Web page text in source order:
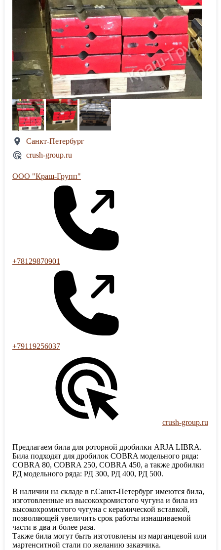
Санкт-Петербург
crush-group.ru
ООО "Краш-Групп"
+78129870901
+79119256037
crush-group.ru
Предлагаем била для роторной дробилки ARJA LIBRA.
Била подходят для дробилок COBRA модельного ряда:
COBRA 80, COBRA 250, COBRA 450, а также дробилки
РД модельного ряда: РД 300, РД 400, РД 500.
В наличии на складе в г.Санкт-Петербург имеются била,
изготовленные из высокохромистого чугуна и била из
высокохромистого чугуна с керамической вставкой,
позволяющей увеличить срок работы изнашиваемой
части в два и более раза.
Также била могут быть изготовлены из марганцевой или
мартенситной стали по желанию заказчика.